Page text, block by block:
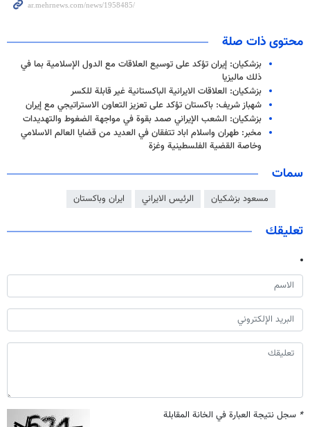
محتوى ذات صلة
بزشكيان: إيران تؤكد على توسيع العلاقات مع الدول الإسلامية بما في
ذلك ماليزيا
بزشكيان: العلاقات الايرانية الباكستانية غير قابلة للكسر
شهباز شريف: باكستان تؤكد على تعزيز التعاون الاستراتيجي مع إيران
بزشكيان: الشعب الإيراني صمد بقوة في مواجهة الضغوط والتهديدات
مخبر: طهران واسلام اباد تتفقان في العديد من قضايا العالم الاسلامي
وخاصة القضية الفلسطينية وغزة
سمات
مسعود بزشكيان الرئيس الايراني ايران وباكستان
تعليقك
* سجل نتيجة العبارة في الخانة المقابلة